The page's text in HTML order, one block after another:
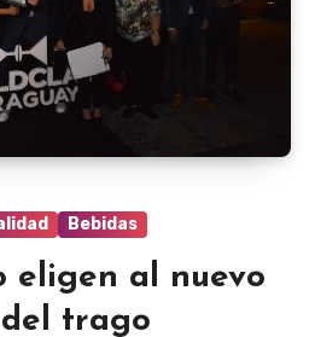
Bebidas
eligen al nuevo
trago